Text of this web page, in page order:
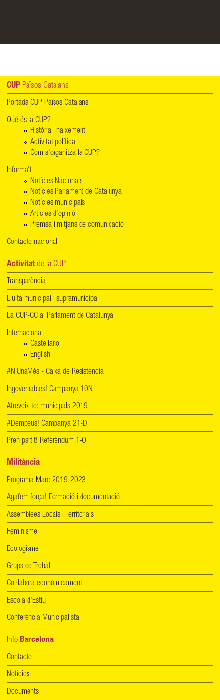
CUP Països Catalans
Portada CUP Països Catalans
Què és la CUP?
Història i naixement
Activitat política
Com s'organitza la CUP?
Informa't
Notícies Nacionals
Notícies Parlament de Catalunya
Notícies municipals
Articles d'opinió
Premsa i mitjans de comunicació
Contacte nacional
Activitat de la CUP
Transparència
Lluita municipal i supramunicipal
La CUP-CC al Parlament de Catalunya
Internacional
Castellano
English
#NiUnaMés - Caixa de Resistència
Ingovernables! Campanya 10N
Atreveix-te: municipals 2019
#Dempeus! Campanya 21-D
Pren partit! Referèndum 1-O
Militància
Programa Marc 2019-2023
Agafem força! Formació i documentació
Assemblees Locals i Territorials
Feminisme
Ecologisme
Grups de Treball
Col·labora econòmicament
Escola d'Estiu
Conferència Municipalista
Info Barcelona
Contacte
Notícies
Documents